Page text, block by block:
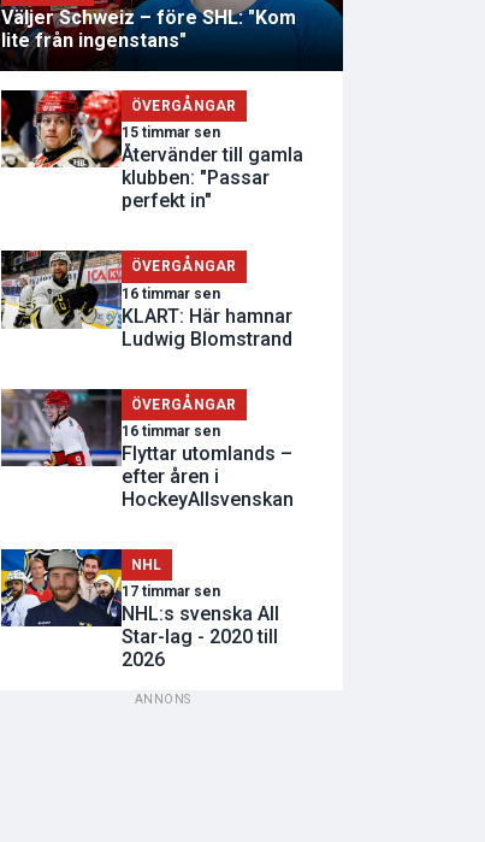
Väljer Schweiz – före SHL: "Kom
lite från ingenstans"
ÖVERGÅNGAR
15 timmar sen
Återvänder till gamla
klubben: "Passar
perfekt in"
ÖVERGÅNGAR
16 timmar sen
KLART: Här hamnar
Ludwig Blomstrand
ÖVERGÅNGAR
16 timmar sen
Flyttar utomlands –
efter åren i
HockeyAllsvenskan
NHL
17 timmar sen
NHL:s svenska All
Star-lag - 2020 till
2026
ANNONS